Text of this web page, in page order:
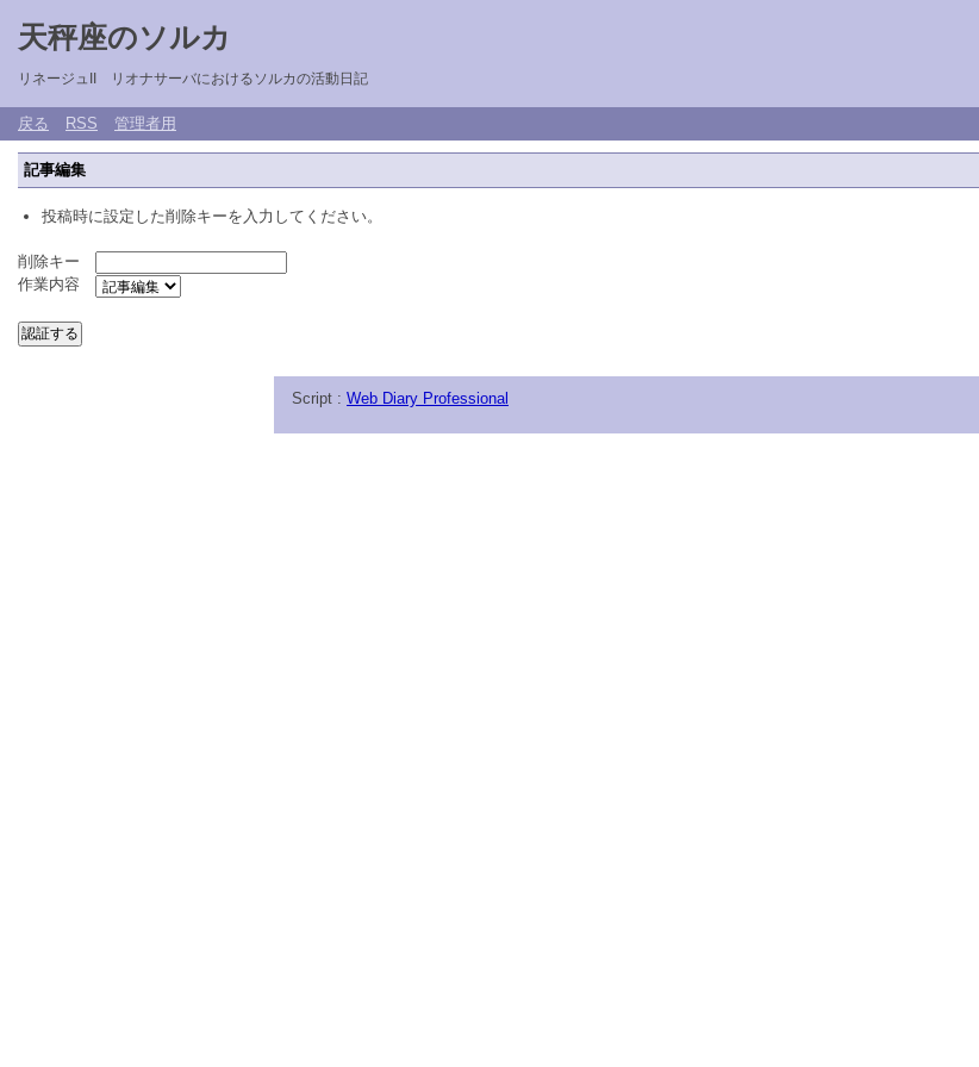
天秤座のソルカ
リネージュII リオナサーバにおけるソルカの活動日記
戻る RSS 管理者用
記事編集
投稿時に設定した削除キーを入力してください。
削除キー
作業内容
Script : Web Diary Professional